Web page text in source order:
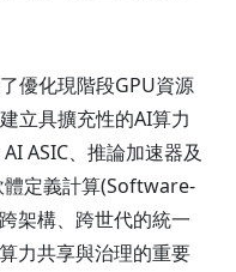
優化現階段GPU資源
立具擴充性的AI算力
ASIC、推論加速器及
體定義計算(Software-
架構、跨世代的統一
力共享與治理的重要